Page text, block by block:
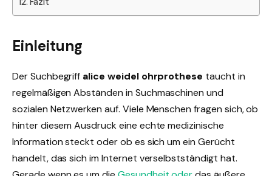
Einleitung
Der Suchbegriff alice weidel ohrprothese taucht in
regelmäßigen Abständen in Suchmaschinen und
sozialen Netzwerken auf. Viele Menschen fragen sich, ob
hinter diesem Ausdruck eine echte medizinische
Information steckt oder ob es sich um ein Gerücht
handelt, das sich im Internet verselbstständigt hat.